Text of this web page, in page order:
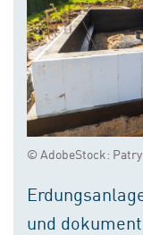
© AdobeStock:
und